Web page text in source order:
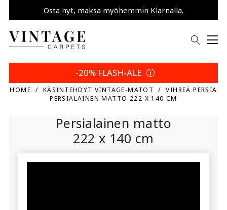
Säästä 5 % | Palautusehtosi
Osta nyt, maksa myöhemmin Klarnalla.
-20% FLASH-ALE
HOME KÄSINTEHDYT VINTAGE-MATOT
VIHREÄ PERSIA
PERSIALAINEN MATTO 222 X 140 CM
Persialainen matto
222 x 140 cm